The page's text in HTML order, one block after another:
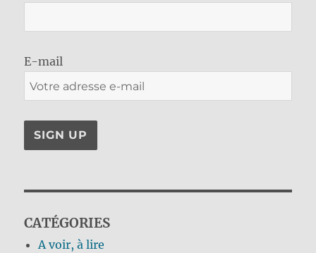
E-mail
CATÉGORIES
A voir, à lire